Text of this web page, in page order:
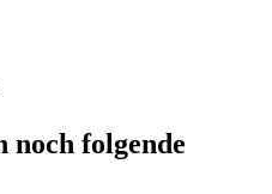
noch folgende